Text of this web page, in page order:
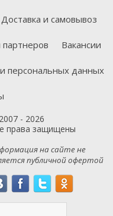
Доставка и самовывоз
Вакансии
персональных данных
- 2026
права защищены
на сайте не
публичной офертой